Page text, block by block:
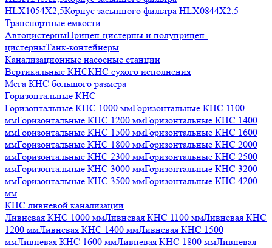
HLX1054X2,5Корпус засыпного фильтра HLX0844X2,5
Транспортные емкости
АвтоцистерныПрицеп-цистерны и полуприцеп-
цистерныТанк-контейнеры
Канализационные насосные станции
Вертикальные КНСКНС сухого исполнения
Мега КНС большого размера
Горизонтальные КНС
Горизонтальные КНС 1000 ммГоризонтальные КНС 1100
ммГоризонтальные КНС 1200 ммГоризонтальные КНС 1400
ммГоризонтальные КНС 1500 ммГоризонтальные КНС 1600
ммГоризонтальные КНС 1800 ммГоризонтальные КНС 2000
ммГоризонтальные КНС 2300 ммГоризонтальные КНС 2500
ммГоризонтальные КНС 3000 ммГоризонтальные КНС 3200
ммГоризонтальные КНС 3500 ммГоризонтальные КНС 4200
мм
КНС ливневой канализации
Ливневая КНС 1000 ммЛивневая КНС 1100 ммЛивневая КНС
1200 ммЛивневая КНС 1400 ммЛивневая КНС 1500
ммЛивневая КНС 1600 ммЛивневая КНС 1800 ммЛивневая